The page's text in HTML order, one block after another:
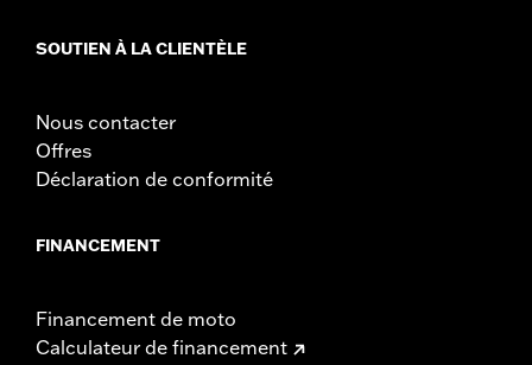
SOUTIEN À LA CLIENTÈLE
Nous contacter
Offres
Déclaration de conformité
FINANCEMENT
Financement de moto
Calculateur de financement